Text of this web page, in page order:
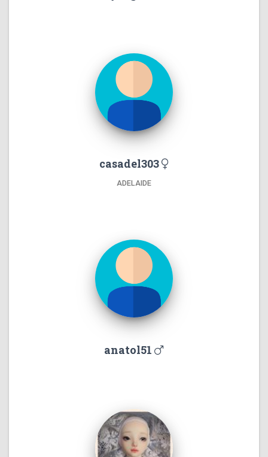
casadel303
ADELAIDE
anatol51